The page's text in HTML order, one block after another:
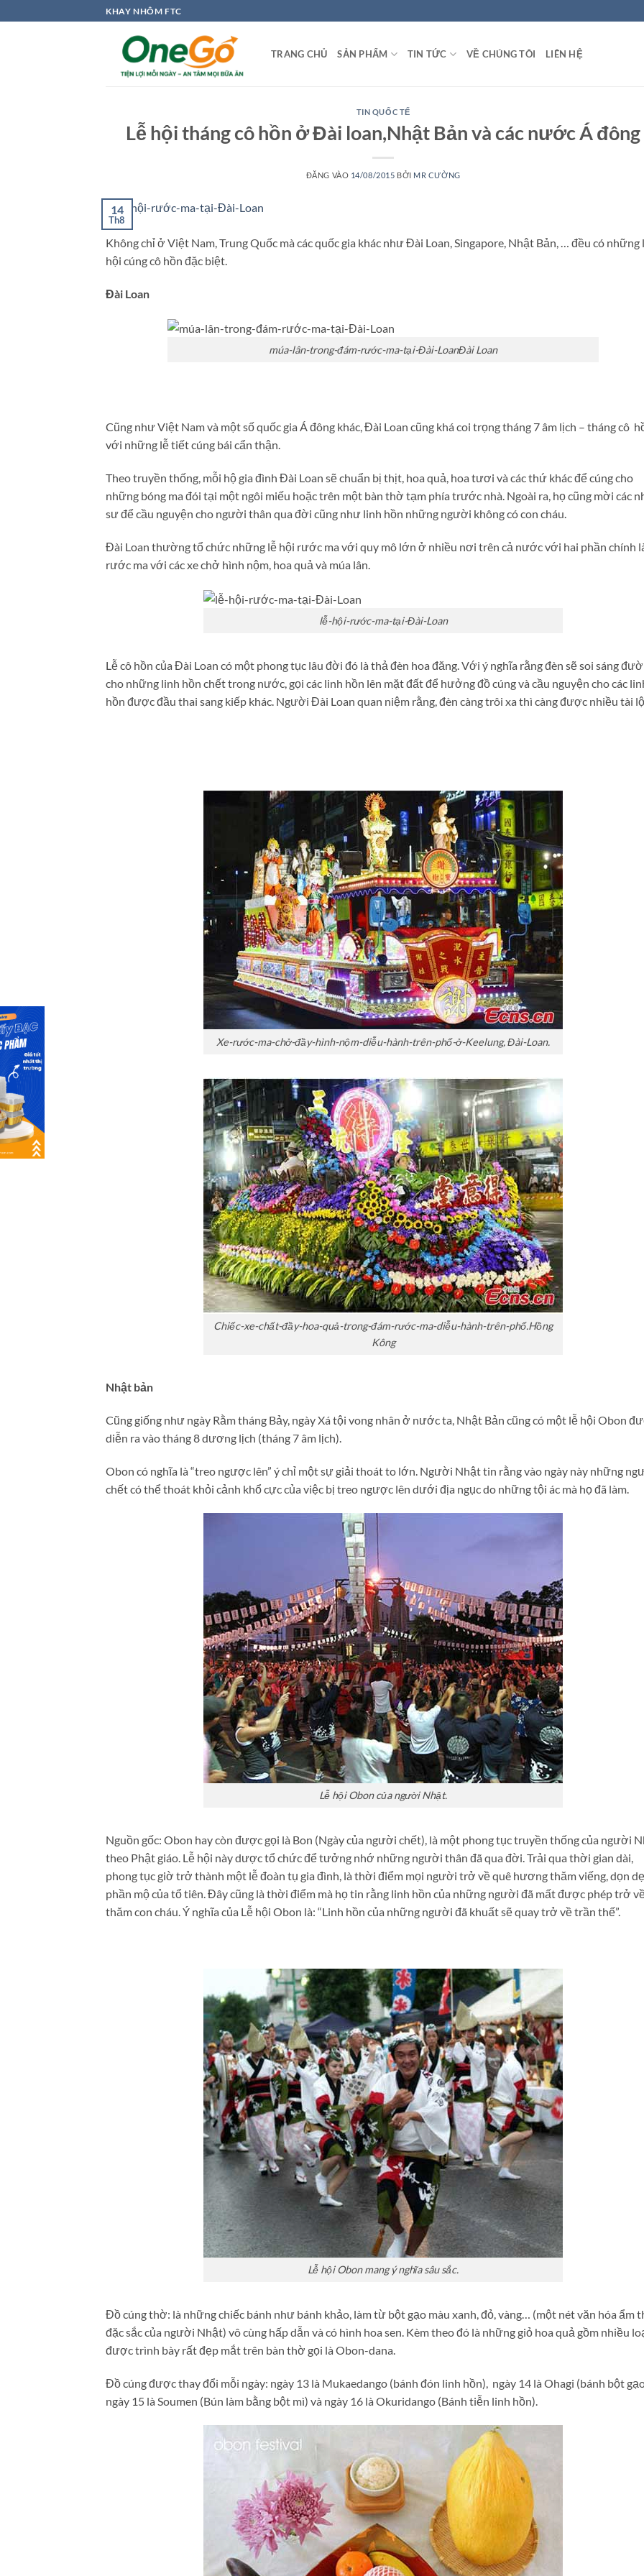
qua
KHAY NHÔM FTC
TRANG CHỦ SẢN PHẨM TIN TỨC VỀ CHÚNG TÔI LIÊN HỆ
TIN QUỐC TẾ
Lễ hội tháng cô hồn ở Đài loan,Nhật Bản và các nước Á đông
ĐĂNG VÀO 14/08/2015 BỞI MR CƯỜNG
14
Th8
Không chỉ ở Việt Nam, Trung Quốc mà các quốc gia khác như Đài Loan, Singapore, Nhật Bản, … đều có những
hội cúng cô hồn đặc biệt.
Đài Loan
múa-lân-trong-đám-rước-ma-tại-Đài-LoanĐài Loan
Cũng như Việt Nam và một số quốc gia Á đông khác, Đài Loan cũng khá coi trọng tháng 7 âm lịch – tháng cô
với những lễ tiết cúng bái cẩn thận.
Theo truyền thống, mỗi hộ gia đình Đài Loan sẽ chuẩn bị thịt, hoa quả, hoa tươi và các thứ khác để cúng cho
những bóng ma đói tại một ngôi miếu hoặc trên một bàn thờ tạm phía trước nhà. Ngoài ra, họ cũng mời các
sư để cầu nguyện cho người thân qua đời cũng như linh hồn những người không có con cháu.
Đài Loan thường tổ chức những lễ hội rước ma với quy mô lớn ở nhiều nơi trên cả nước với hai phần chính
rước ma với các xe chở hình nộm, hoa quả và múa lân.
lễ-hội-rước-ma-tại-Đài-Loan
Lễ cô hồn của Đài Loan có một phong tục lâu đời đó là thả đèn hoa đăng. Với ý nghĩa rằng đèn sẽ soi sáng
cho những linh hồn chết trong nước, gọi các linh hồn lên mặt đất để hưởng đồ cúng và cầu nguyện cho các
hồn được đầu thai sang kiếp khác. Người Đài Loan quan niệm rằng, đèn càng trôi xa thì càng được nhiều tài
Xe-rước-ma-chở-đầy-hình-nộm-diễu-hành-trên-phố-ở-Keelung, Đài-Loan.
Chiếc-xe-chất-đầy-hoa-quả-trong-đám-rước-ma-diễu-hành-trên-phố.Hồng
Kông
Nhật bản
Cũng giống như ngày Rằm tháng Bảy, ngày Xá tội vong nhân ở nước ta, Nhật Bản cũng có một lễ hội Obon
diễn ra vào tháng 8 dương lịch (tháng 7 âm lịch).
Obon có nghĩa là “treo ngược lên” ý chỉ một sự giải thoát to lớn. Người Nhật tin rằng vào ngày này những
chết có thể thoát khỏi cảnh khổ cực của việc bị treo ngược lên dưới địa ngục do những tội ác mà họ đã làm.
Lễ hội Obon của người Nhật.
Nguồn gốc: Obon hay còn được gọi là Bon (Ngày của người chết), là một phong tục truyền thống của người
theo Phật giáo. Lễ hội này dược tổ chức để tưởng nhớ những người thân đã qua đời. Trải qua thời gian dài,
phong tục giờ trở thành một lễ đoàn tụ gia đình, là thời điểm mọi người trở về quê hương thăm viếng, dọn
phần mộ của tổ tiên. Đây cũng là thời điểm mà họ tin rằng linh hồn của những người đã mất được phép trở
thăm con cháu. Ý nghĩa của Lễ hội Obon là: “Linh hồn của những người đã khuất sẽ quay trở về trần thế”.
Lễ hội Obon mang ý nghĩa sâu sắc.
Đồ cúng thờ: là những chiếc bánh như bánh khảo, làm từ bột gạo màu xanh, đỏ, vàng… (một nét văn hóa ẩm
đặc sắc của người Nhật) vô cùng hấp dẫn và có hình hoa sen. Kèm theo đó là những giỏ hoa quả gồm nhiều
được trình bày rất đẹp mắt trên bàn thờ gọi là Obon-dana.
Đồ cúng được thay đổi mỗi ngày: ngày 13 là Mukaedango (bánh đón linh hồn), ngày 14 là Ohagi (bánh bột
ngày 15 là Soumen (Bún làm bằng bột mì) và ngày 16 là Okuridango (Bánh tiễn linh hồn).